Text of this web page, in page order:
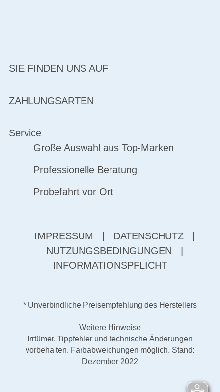
SIE FINDEN UNS AUF
ZAHLUNGSARTEN
Service
Große Auswahl aus Top-Marken
Professionelle Beratung
Probefahrt vor Ort
IMPRESSUM DATENSCHUTZ
NUTZUNGSBEDINGUNGEN
INFORMATIONSPFLICHT
* Unverbindliche Preisempfehlung des Herstellers
Weitere Hinweise
Irrtümer, Tippfehler und technische Änderungen
vorbehalten. Farbabweichungen möglich. Stand:
Dezember 2022